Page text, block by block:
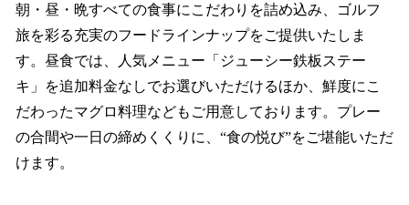
朝・昼・晩すべての食事にこだわりを詰め込み、ゴルフ
旅を彩る充実のフードラインナップをご提供いたしま
す。昼食では、人気メニュー「ジューシー鉄板ステー
キ」を追加料金なしでお選びいただけるほか、鮮度にこ
だわったマグロ料理などもご用意しております。プレー
の合間や一日の締めくくりに、“食の悦び”をご堪能いただ
けます。